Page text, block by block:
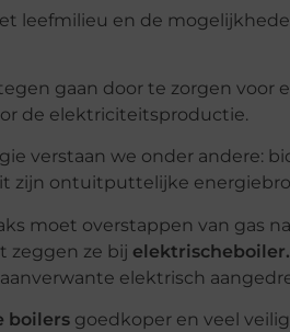
leefmilieu en de
gaan door te zorgen voor
de elektriciteitsproductie.
verstaan we onder andere:
zijn ontuitputtelijke
moet overstappen van gas
zeggen ze bij
elektrisch
boilers goedkoper en veel